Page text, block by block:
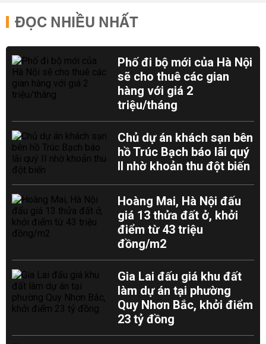
ĐỌC NHIỀU NHẤT
Phố đi bộ mới của Hà Nội
sẽ cho thuê các gian
hàng với giá 2
triệu/tháng
Chủ dự án khách sạn bên
hồ Trúc Bạch báo lãi quý
II nhờ khoản thu đột biến
Hoàng Mai, Hà Nội đấu
giá 13 thửa đất ở, khởi
điểm từ 43 triệu
đồng/m2
Gia Lai đấu giá khu đất
làm dự án tại phường
Quy Nhơn Bắc, khởi điểm
23 tỷ đồng